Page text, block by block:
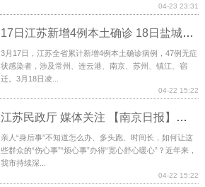
04-23 23:31
17日江苏新增4例本土确诊 18日盐城通报1例阳性
3月17日，江苏全省累计新增4例本土确诊病例，47例无症
状感染者，涉及常州、连云港、南京、苏州、镇江、宿
迁。3月18日凌...
04-22 15:22
江苏民政厅 媒体关注 【南京日报】推进身后“一‘键’事”改革，推出“暖心身后事”代办改革，探索“标准
亲人“身后事”不知道怎么办、多头跑、时间长，如何让这
些群众的“伤心事”“烦心事”办得“宽心舒心暖心”？近年来，
我市持续深...
04-22 15:22